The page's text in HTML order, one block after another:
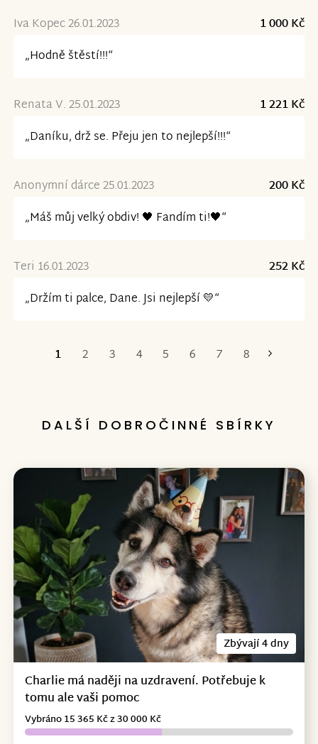
Iva Kopec 26.01.2023
1 000 Kč
„Hodně štěstí!!!“
Renata V. 25.01.2023
1 221 Kč
„Daníku, drž se. Přeju jen to nejlepší!!!“
Anonymní dárce 25.01.2023
200 Kč
„Máš můj velký obdiv! 🖤 Fandím ti!🖤“
Teri 16.01.2023
252 Kč
„Držím ti palce, Dane. Jsi nejlepší 💛“
1 2 3 4 5 6 7 8
DALŠÍ DOBROČINNÉ SBÍRKY
Zbývají 4 dny
Charlie má naději na uzdravení. Potřebuje k
tomu ale vaši pomoc
Vybráno 15 365 Kč z 30 000 Kč